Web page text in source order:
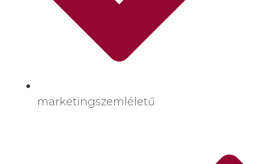
marketingszemléletű